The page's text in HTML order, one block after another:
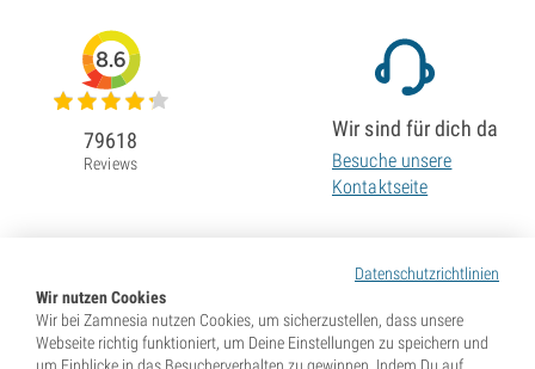
Datenschutzrichtlinien
Wir nutzen Cookies
Wir bei Zamnesia nutzen Cookies, um sicherzustellen, dass unsere
Webseite richtig funktioniert, um Deine Einstellungen zu speichern und
8.6
79618
Reviews
Wir sind für dich da
Besuche unsere
Kontaktseite